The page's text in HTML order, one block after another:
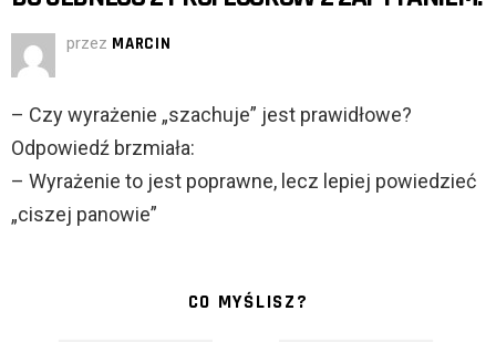
przez MARCIN
– Czy wyrażenie „szachuje” jest prawidłowe?
Odpowiedź brzmiała:
– Wyrażenie to jest poprawne, lecz lepiej powiedzieć
„ciszej panowie”
CO MYŚLISZ?